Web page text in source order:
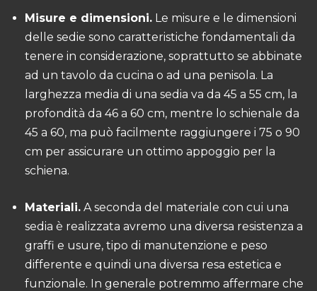
Misure e dimensioni. Le misure e le dimensioni
delle sedie sono caratteristiche fondamentali da
tenere in considerazione, soprattutto se abbinate
ad un tavolo da cucina o ad una penisola. La
larghezza media di una sedia va da 45 a 55 cm, la
profondità da 46 a 60 cm, mentre lo schienale da
45 a 60, ma può facilmente raggiungere i 75 o 90
cm per assicurare un ottimo appoggio per la
schiena.
Materiali. A seconda del materiale con cui una
sedia è realizzata avremo una diversa resistenza a
graffi e usure, tipo di manutenzione e peso
differente e quindi una diversa resa estetica e
funzionale. In generale potremmo affermare che